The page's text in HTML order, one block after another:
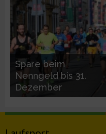
Spare beim
Nenngeld bis 31.
Dezember